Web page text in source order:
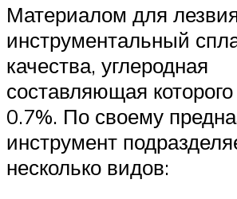
Материалом для
инструментальный
качества, углеродная
составляющая
0.7%. По своему
инструмент
несколько видов: